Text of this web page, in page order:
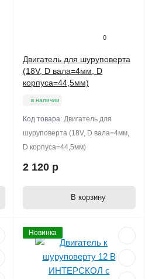
0
Двигатель для шуруповерта
(18V, D вала=4мм, D
корпуса=44,5мм)
в наличии
Код товара: Двигатель для
шуруповерта (18V, D вала=4мм,
D корпуса=44,5мм)
2 120 р
В корзину
Новинка